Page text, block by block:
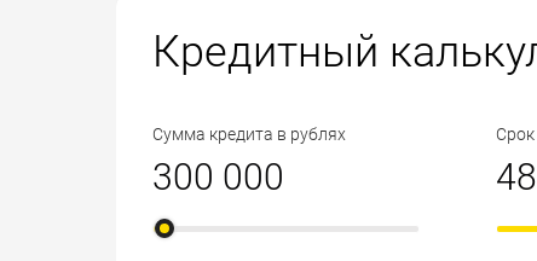
Кредитный
Сумма кредита в рублях